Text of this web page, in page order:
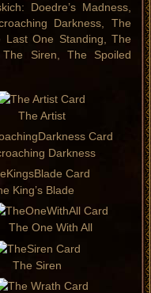
Doedre’s Madness,
Darkness, The
Last One Standing, The
Siren, The Spoiled
The Artist
Darkness
King’s Blade
The One With All
The Siren